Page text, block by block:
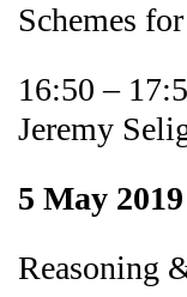
Schemes
16:50 –
Jeremy
5 May 2019
Reasoning